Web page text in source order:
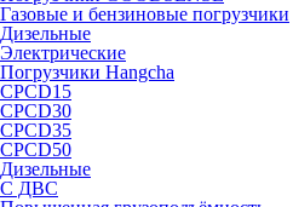
Газовые и бензиновые погрузчики
Дизельные
Электрические
Погрузчики Hangcha
CPCD15
CPCD30
CPCD35
CPCD50
Дизельные
С ДВС